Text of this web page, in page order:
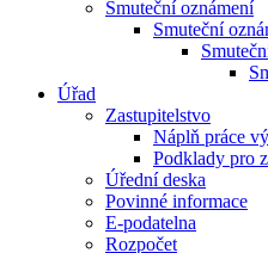
Smuteční oznámení
Smuteční
Úřad
Zastupitelstvo
Náplň práce
Podklady pro
Úřední deska
Povinné informace
E-podatelna
Rozpočet